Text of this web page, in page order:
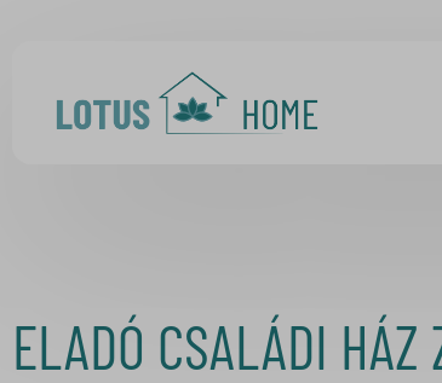
ELADÓ CSALÁDI